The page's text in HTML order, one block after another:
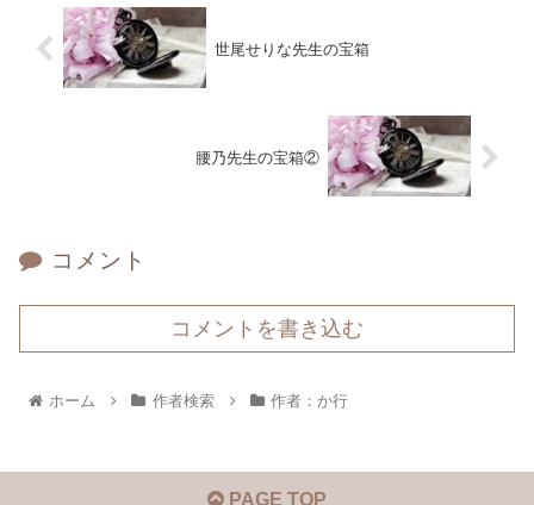
世尾せりな先生の宝箱
腰乃先生の宝箱②
コメント
コメントを書き込む
ホーム 作者検索 作者：か行
PAGE TOP